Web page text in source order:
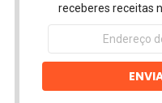
receberes receitas
Endereço
email